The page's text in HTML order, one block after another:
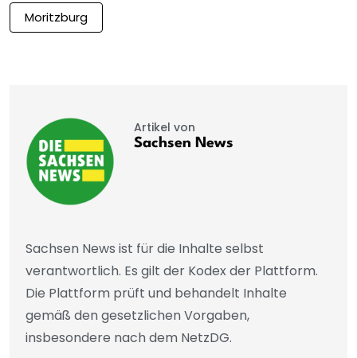
Moritzburg
Artikel von
Sachsen News
Sachsen News ist für die Inhalte selbst
verantwortlich. Es gilt der Kodex der Plattform.
Die Plattform prüft und behandelt Inhalte
gemäß den gesetzlichen Vorgaben,
insbesondere nach dem NetzDG.